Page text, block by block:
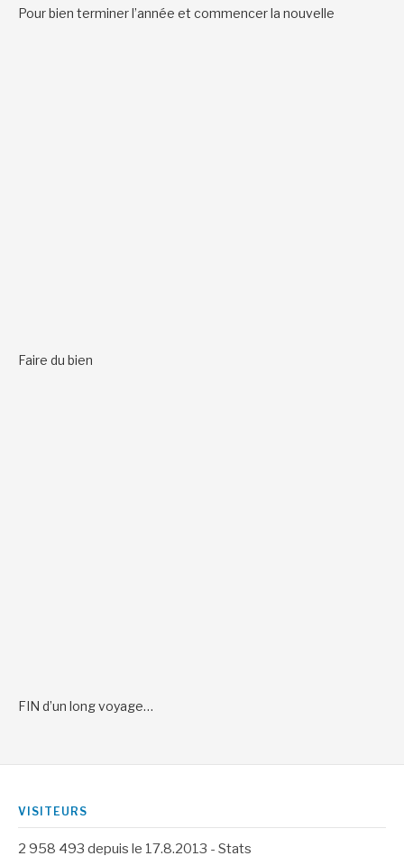
Pour bien terminer l’année et commencer la nouvelle
Faire du bien
FIN d’un long voyage…
VISITEURS
2 958 493 depuis le 17.8.2013 - Stats